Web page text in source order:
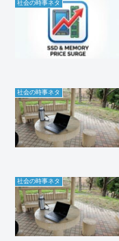
社会の時事ネタ
社会の時事ネタ
社会の時事ネタ